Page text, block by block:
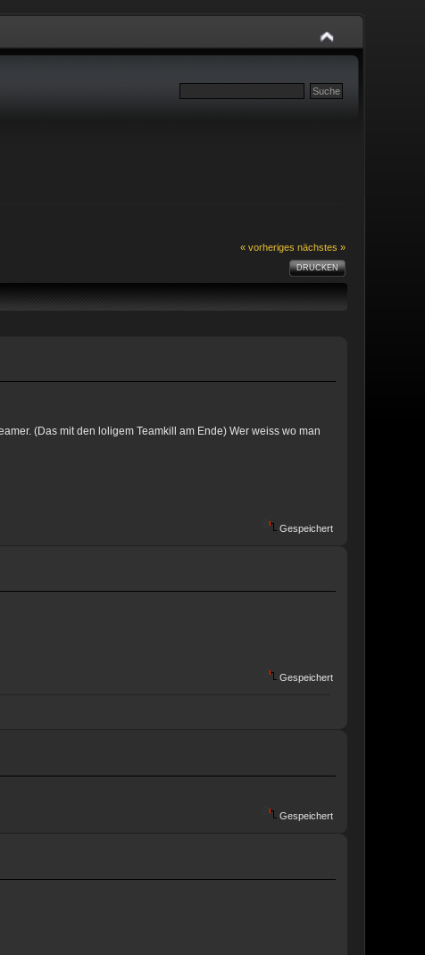
« vorheriges nächstes »
DRUCKEN
(Das mit den loligem Teamkill am Ende) Wer weiss wo man
Gespeichert
Gespeichert
Gespeichert